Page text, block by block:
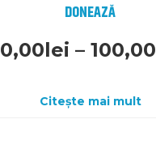
DONEAZĂ
0,00lei – 100,00
Citește mai mult